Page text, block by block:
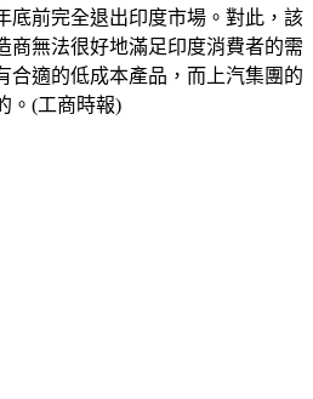
底前完全退出印度市場。對此，該
商無法很好地滿足印度消費者的需
合適的低成本產品，而上汽集團的
。(工商時報)